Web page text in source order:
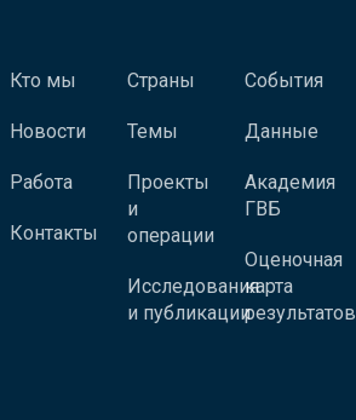
Кто мы
Новости
Работа
Контакты
Страны
Темы
Проекты
и
операции
Исследования
и публикации
События
Данные
Академия
ГВБ
Оценочная
карта
результатов